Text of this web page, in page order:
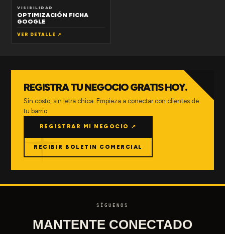
VISIBILIDAD
OPTIMIZACIÓN FICHA
GOOGLE
VER DETALLE ↗
REGISTRA TU NEGOCIO GRATIS HOY.
Sin costo, sin letra chica. Empieza a conectar con clientes de
tu barrio.
REGISTRAR MI NEGOCIO ↗
RECIBIR BOLETIN COMERCIAL
SÍGUENOS
MANTENTE CONECTADO